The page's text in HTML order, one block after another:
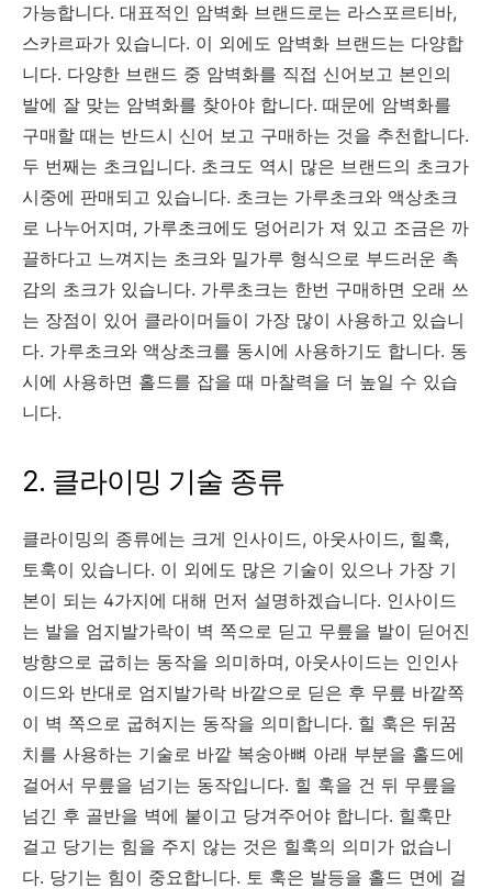
가능합니다. 대표적인 암벽화 브랜드로는 라스포르티바,
스카르파가 있습니다. 이 외에도 암벽화 브랜드는 다양합
니다. 다양한 브랜드 중 암벽화를 직접 신어보고 본인의
발에 잘 맞는 암벽화를 찾아야 합니다. 때문에 암벽화를
구매할 때는 반드시 신어 보고 구매하는 것을 추천합니다.
두 번째는 초크입니다. 초크도 역시 많은 브랜드의 초크가
시중에 판매되고 있습니다. 초크는 가루초크와 액상초크
로 나누어지며, 가루초크에도 덩어리가 져 있고 조금은 까
끌하다고 느껴지는 초크와 밀가루 형식으로 부드러운 촉
감의 초크가 있습니다. 가루초크는 한번 구매하면 오래 쓰
는 장점이 있어 클라이머들이 가장 많이 사용하고 있습니
다. 가루초크와 액상초크를 동시에 사용하기도 합니다. 동
시에 사용하면 홀드를 잡을 때 마찰력을 더 높일 수 있습
니다.
2. 클라이밍 기술 종류
클라이밍의 종류에는 크게 인사이드, 아웃사이드, 힐훅,
토훅이 있습니다. 이 외에도 많은 기술이 있으나 가장 기
본이 되는 4가지에 대해 먼저 설명하겠습니다. 인사이드
는 발을 엄지발가락이 벽 쪽으로 딛고 무릎을 발이 딛어진
방향으로 굽히는 동작을 의미하며, 아웃사이드는 인인사
이드와 반대로 엄지발가락 바깥으로 딛은 후 무릎 바깥쪽
이 벽 쪽으로 굽혀지는 동작을 의미합니다. 힐 훅은 뒤꿈
치를 사용하는 기술로 바깥 복숭아뼈 아래 부분을 홀드에
걸어서 무릎을 넘기는 동작입니다. 힐 훅을 건 뒤 무릎을
넘긴 후 골반을 벽에 붙이고 당겨주어야 합니다. 힐훅만
걸고 당기는 힘을 주지 않는 것은 힐훅의 의미가 없습니
다. 당기는 힘이 중요합니다. 토 훅은 발등을 홀드 면에 걸